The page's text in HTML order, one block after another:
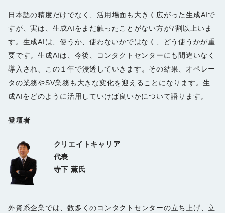
日本語の精度だけでなく、活用場面も大きく広がった生成AIで
すが、実は、生成AIをまだ触ったことがない方が7割以上いま
す。生成AIは、使うか、使わないかではなく、どう使うかが重
要です。生成AIは、今後、コンタクトセンターにも間違いなく
導入され、この１年で浸透していきます。その結果、オペレー
タの業務やSV業務も大きな変化を迎えることになります。生
成AIをどのように活用していけば良いかについて語ります。
登壇者
クリエイトキャリア
代表
寺下 薫氏
外資系企業では、数多くのコンタクトセンターの立ち上げ、立